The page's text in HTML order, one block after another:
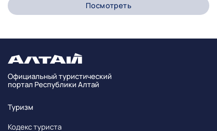
Посмотреть
Официальный туристический
портал Республики Алтай
Туризм
Кодекс туриста